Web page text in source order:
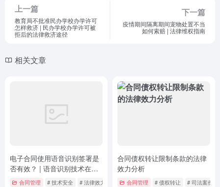
上一篇
教育局不批准民办学校办学许可
怎样救济 | 民办学校办学许可被
拒后的法律救济途径
下一篇
疫情期间隔离期间宠物处置不当
如何索赔 | 法律维权指南
相关文章
电子合同使用语音识别签署是
否有效？ | 语音识别技术在电
子合同签署中的法律效力探讨
合同管理 # 技术安全 # 法律效力 # 法律法规
合同债权转让限制条款的法律
效力分析
合同管理 # 债权转让 # 司法案例